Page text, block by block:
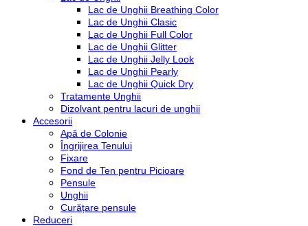
Lac de Unghii Breathing Color
Lac de Unghii Clasic
Lac de Unghii Full Color
Lac de Unghii Glitter
Lac de Unghii Jelly Look
Lac de Unghii Pearly
Lac de Unghii Quick Dry
Tratamente Unghii
Dizolvant pentru lacuri de unghii
Accesorii
Apă de Colonie
Îngrijirea Tenului
Fixare
Fond de Ten pentru Picioare
Pensule
Unghii
Curățare pensule
Reduceri